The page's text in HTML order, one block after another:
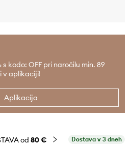
kodo: OFF pri naročilu min. 89
v aplikaciji!
Aplikacija
od 80 € Dostava v 3 dneh